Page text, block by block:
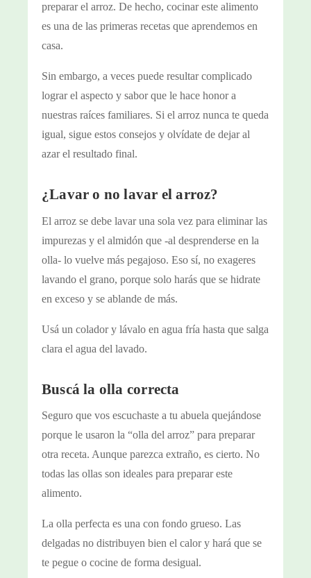
preparar el arroz. De hecho, cocinar este alimento
es una de las primeras recetas que aprendemos en
casa.
Sin embargo, a veces puede resultar complicado
lograr el aspecto y sabor que le hace honor a
nuestras raíces familiares. Si el arroz nunca te queda
igual, sigue estos consejos y olvídate de dejar al
azar el resultado final.
¿Lavar o no lavar el arroz?
El arroz se debe lavar una sola vez para eliminar las
impurezas y el almidón que -al desprenderse en la
olla- lo vuelve más pegajoso. Eso sí, no exageres
lavando el grano, porque solo harás que se hidrate
en exceso y se ablande de más.
Usá un colador y lávalo en agua fría hasta que salga
clara el agua del lavado.
Buscá la olla correcta
Seguro que vos escuchaste a tu abuela quejándose
porque le usaron la “olla del arroz” para preparar
otra receta. Aunque parezca extraño, es cierto. No
todas las ollas son ideales para preparar este
alimento.
La olla perfecta es una con fondo grueso. Las
delgadas no distribuyen bien el calor y hará que se
te pegue o cocine de forma desigual.